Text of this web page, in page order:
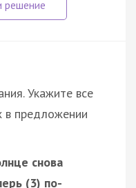
Укажите все
в предложении
снова
(3) по-